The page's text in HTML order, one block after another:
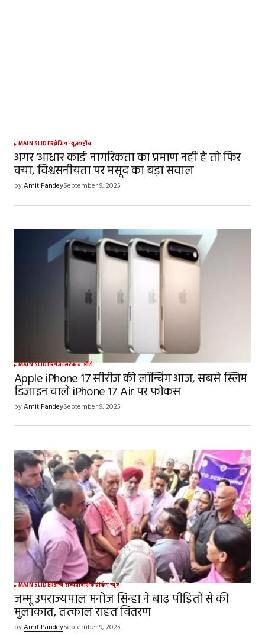
MAIN SLIDERब्रेकिंग न्यूज़राष्ट्रीय
अगर ‘आधार कार्ड’ नागरिकता का प्रमाण नहीं है तो फिर
क्या, विश्वसनीयता पर मसूद का बड़ा सवाल
byAmit PandeySeptember 9, 2025
MAIN SLIDERगैजेट्सटेक व ऑटो
Apple iPhone 17 सीरीज की लॉन्चिंग आज, सबसे स्लिम
डिजाइन वाले iPhone 17 Air पर फोकस
byAmit PandeySeptember 9, 2025
MAIN SLIDERअन्य राज्यप्रादेशिकब्रेकिंग न्यूज़
जम्मू उपराज्यपाल मनोज सिन्हा ने बाढ़ पीड़ितों से की
मुलाकात, तत्काल राहत वितरण
byAmit PandeySeptember 9, 2025